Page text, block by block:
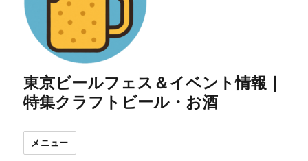
東京ビールフェス＆イベント情報｜
特集クラフトビール・お酒
メニュー